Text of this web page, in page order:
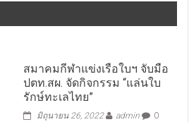
สมาคมกีฬาแข่งเรือใบฯ จับมือ
ปตท.สผ. จัดกิจกรรม “แล่นใบ
รักษ์ทะเลไทย”
มิถุนายน 26, 2022 admin 0